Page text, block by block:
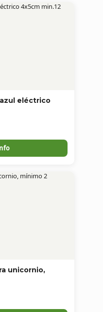
eléctrico
unicornio,